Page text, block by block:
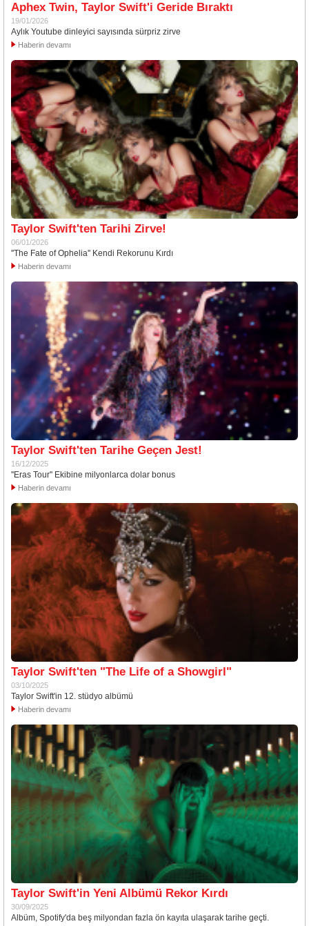
Aphex Twin, Taylor Swift'i Geride Bıraktı
19/01/2026
Aylık Youtube dinleyici sayısında sürpriz zirve
Haberin devamı
Taylor Swift'ten Tarihi Zirve!
06/01/2026
''The Fate of Ophelia'' Kendi Rekorunu Kırdı
Haberin devamı
Taylor Swift'ten Tarihe Geçen Jest!
16/12/2025
''Eras Tour'' Ekibine milyonlarca dolar bonus
Haberin devamı
Taylor Swift'ten "The Life of a Showgirl"
03/10/2025
Taylor Swift'in 12. stüdyo albümü
Haberin devamı
Taylor Swift'in Yeni Albümü Rekor Kırdı
30/09/2025
Albüm, Spotify'da beş milyondan fazla ön kayıta ulaşarak tarihe geçti.